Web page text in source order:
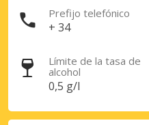
Prefijo telefónico
+ 34
Límite de la tasa de
alcohol
0,5 g/l